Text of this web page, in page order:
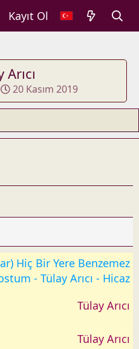
Kayıt Ol
O
l
ş
t
u
u
t
a
20 Kasım 2019
Hiç Bir Yere Benzemez
- Tülay Arıcı - Hicaz
Tülay Arıcı
Tülay Arıcı